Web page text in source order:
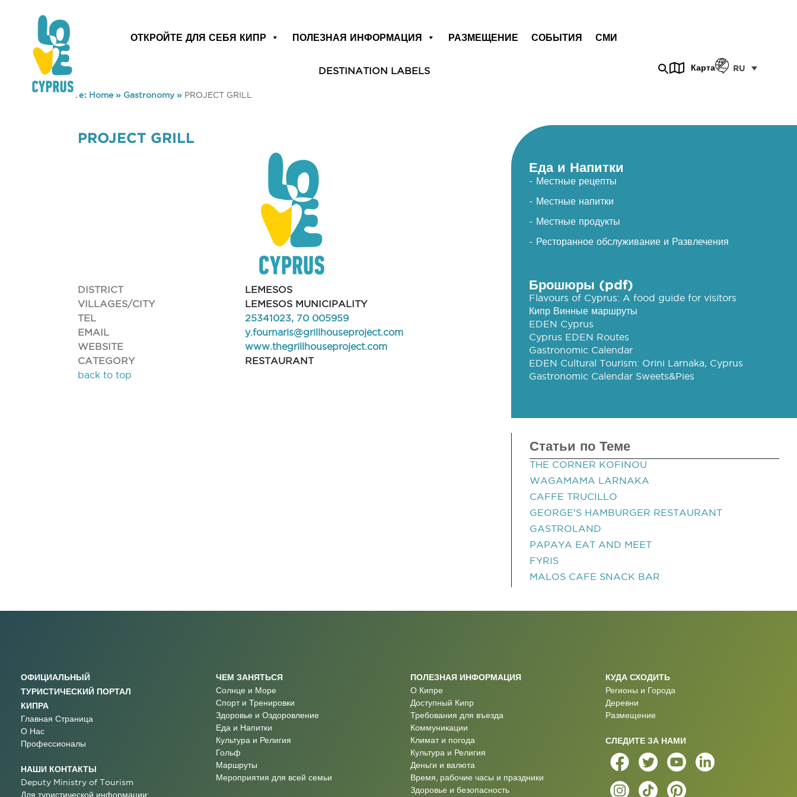
ОТКРОЙТЕ ДЛЯ СЕБЯ КИПР ПОЛЕЗНАЯ ИНФОРМАЦИЯ РАЗМЕЩЕНИЕ СОБЫТИЯ СМИ
DESTINATION LABELS Карта RU
You are here: Home» Gastronomy» PROJECT GRILL
PROJECT GRILL
DISTRICT
LEMESOS
VILLAGES/CITY
LEMESOS MUNICIPALITY
TEL
25341023, 70 005959
EMAIL
y.fournaris@grillhouseproject.com
WEBSITE
www.thegrillhouseproject.com
CATEGORY
RESTAURANT
back to top
Еда и Напитки
- Местные рецепты
- Местные напитки
- Местные продукты
- Ресторанное обслуживание и Развлечения
Брошюры (pdf)
Flavours of Cyprus: A food guide for visitors
Кипр Винные маршруты
EDEN Cyprus
Cyprus EDEN Routes
Gastronomic Calendar
EDEN Cultural Tourism: Orini Larnaka, Cyprus
Gastronomic Calendar Sweets&Pies
Статьи по Теме
THE CORNER KOFINOU
WAGAMAMA LARNAKA
CAFFE TRUCILLO
GEORGE'S HAMBURGER RESTAURANT
GASTROLAND
PAPAYA EAT AND MEET
FYRIS
MALOS CAFE SNACK BAR
ОФИЦИАЛЬНЫЙ
ТУРИСТИЧЕСКИЙ ПОРТАЛ
КИПРА
Главная Страница
О Нас
Профессионалы
НАШИ КОНТАКТЫ
Deputy Ministry of Tourism
Для туристической информации:
ЧЕМ ЗАНЯТЬСЯ
Солнце и Море
Спорт и Тренировки
Здоровье и Оздоровление
Еда и Напитки
Культура и Религия
Гольф
Маршруты
Мероприятия для всей семьи
ПОЛЕЗНАЯ ИНФОРМАЦИЯ
О Кипре
Доступный Кипр
Требования для въезда
Коммуникации
Климат и погода
Культура и Религия
Деньги и валюта
Время, рабочие часы и праздники
Здоровье и безопасность
КУДА СХОДИТЬ
Регионы и Города
Деревни
Размещение
СЛЕДИТЕ ЗА НАМИ